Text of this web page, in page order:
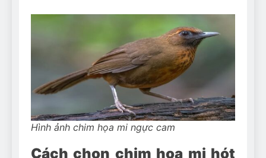
Hình ảnh chim họa mi ngực cam
Cách chọn chim họa mi hót